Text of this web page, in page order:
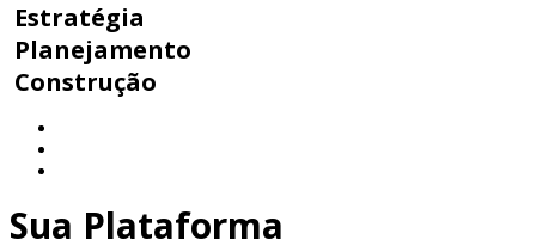
Estratégia
Planejamento
Construção
Sua Plataforma